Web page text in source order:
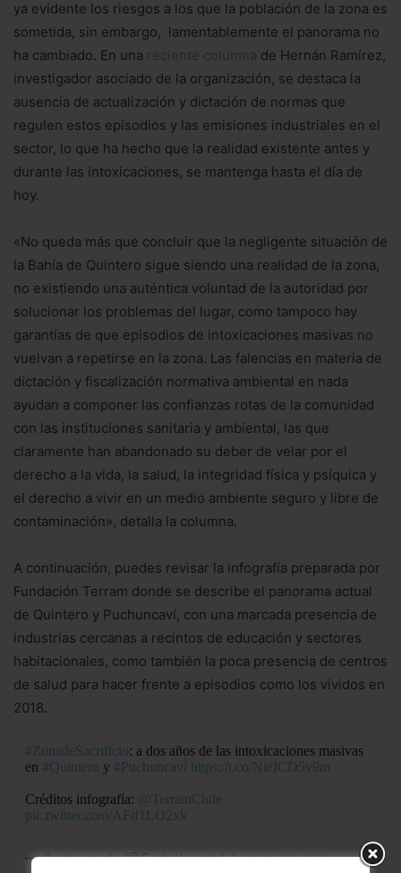
ya evidente los riesgos a los que la población de la zona es
sometida, sin embargo, lamentablemente el panorama no
ha cambiado. En una reciente columna de Hernán Ramírez,
investigador asociado de la organización, se destaca la
ausencia de actualización y dictación de normas que
regulen estos episodios y las emisiones industriales en el
sector, lo que ha hecho que la realidad existente antes y
durante las intoxicaciones, se mantenga hasta el día de
hoy.
«No queda más que concluir que la negligente situación de
la Bahía de Quintero sigue siendo una realidad de la zona,
no existiendo una auténtica voluntad de la autoridad por
solucionar los problemas del lugar, como tampoco hay
garantías de que episodios de intoxicaciones masivas no
vuelvan a repetirse en la zona. Las falencias en materia de
dictación y fiscalización normativa ambiental en nada
ayudan a componer las confianzas rotas de la comunidad
con las instituciones sanitaria y ambiental, las que
claramente han abandonado su deber de velar por el
derecho a la vida, la salud, la integridad física y psíquica y
el derecho a vivir en un medio ambiente seguro y libre de
contaminación», detalla la columna.
A continuación, puedes revisar la infografía preparada por
Fundación Terram donde se describe el panorama actual
de Quintero y Puchuncaví, con una marcada presencia de
industrias cercanas a recintos de educación y sectores
habitacionales, como también la poca presencia de centros
de salud para hacer frente a episodios como los vividos en
2018.
#ZonadeSacrificio: a dos años de las intoxicaciones masivas
en #Quintero y #Puchuncaví https://t.co/NieICD5v9m
Créditos infografía: @TerramChile
pic.twitter.com/AFif1LO2xk
— Codexverde (@CodeXverde)August 22, 2020